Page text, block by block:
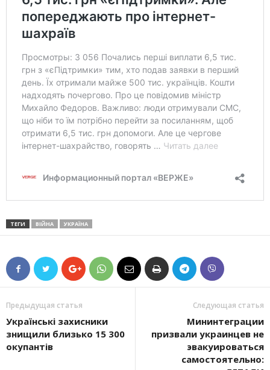
ТЕГИ ВІЙНА УКРАЇНА
Предыдущая статья
Українські захисники
знищили близько 15 300
окупантів
Следующая статья
Мининтеграции
призвали украинцев не
эвакуироваться
самостоятельно: